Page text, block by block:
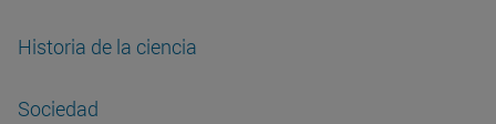
Historia de la ciencia
Sociedad